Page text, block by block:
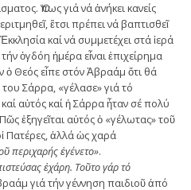
Ὅπως γιά νά ἀνήκει κανείς
ἔτσι πρέπει νά βαπτισθεῖ
καί νά συμμετέχει στά ἱερά
ὀγδόη ἡμέρα εἶναι ἐπιχείρημα
ὁ Θεός εἶπε στόν Ἀβραάμ ὅτι θά
Σάρρα, «γέλασε» γιά τό
αὐτός καί ἡ Σάρρα ἦταν σέ πολύ
ἐξηγεῖται αὐτός ὁ «γέλωτας» τοῦ
Πατέρες, ἀλλά ὡς χαρά
περιχαρής ἐγένετο».
ἐχάρη. Τοῦτο γάρ τό
γιά τήν γέννηση παιδιοῦ ἀπό